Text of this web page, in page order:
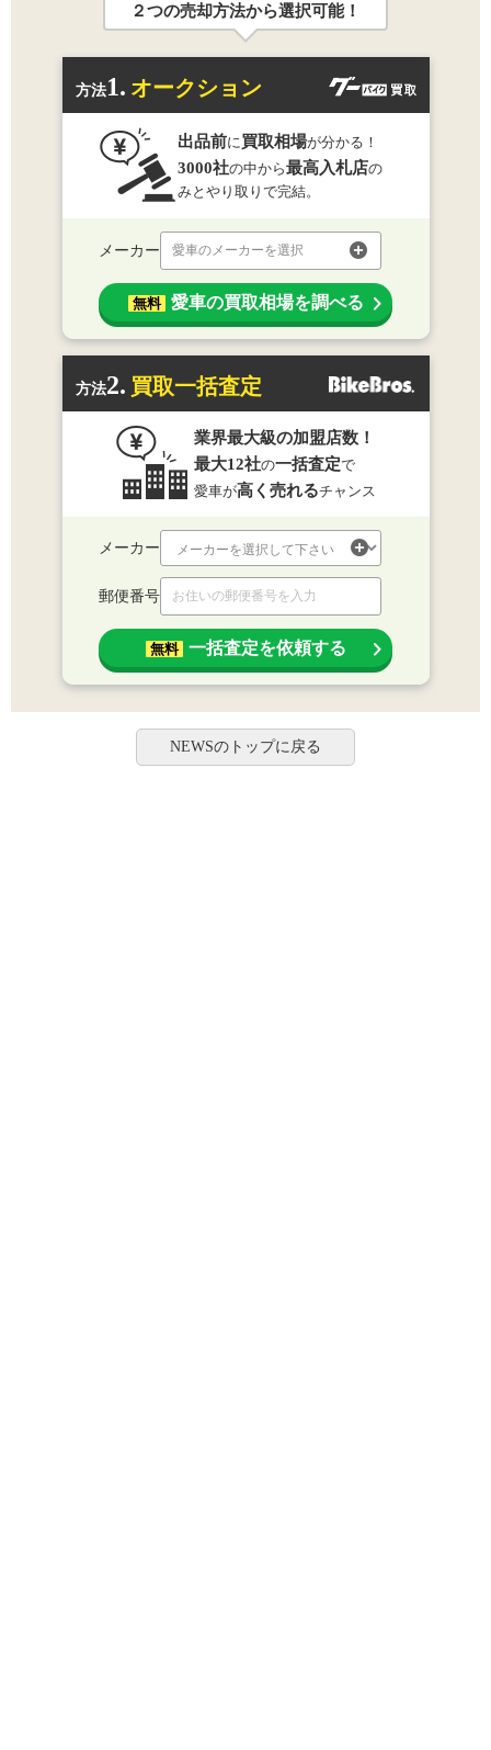
２つの売却方法から選択可能！
方法1. オークション
出品前に買取相場が分かる！
3000社の中から最高入札店の
みとやり取りで完結。
メーカー 愛車のメーカーを選択
無料 愛車の買取相場を調べる
方法2. 買取一括査定
業界最大級の加盟店数！
最大12社の一括査定で
愛車が高く売れるチャンス
メーカー
郵便番号
無料 一括査定を依頼する
NEWSのトップに戻る